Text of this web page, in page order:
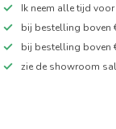
Ik neem alle tijd
bij bestelling boven
bij bestelling boven
zie de showroom